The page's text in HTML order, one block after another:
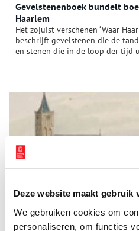
Deze website maakt gebruik
We gebruiken cookies om
personaliseren, om functies
Gevelstenenboek bundelt
Haarlem
Het zojuist verschenen ‘Waar
beschrijft gevelstenen die de
en stenen die in de loop der tijd
De oorsprong van Castricum
Na meer dan tien jaar
Weenen een boek geschreven
woonkern Castricum. Het boek